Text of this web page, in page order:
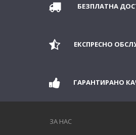
БЕЗПЛАТНА
ЕКСПРЕСНО
ГАРАНТИРАНО
ЗА НАС